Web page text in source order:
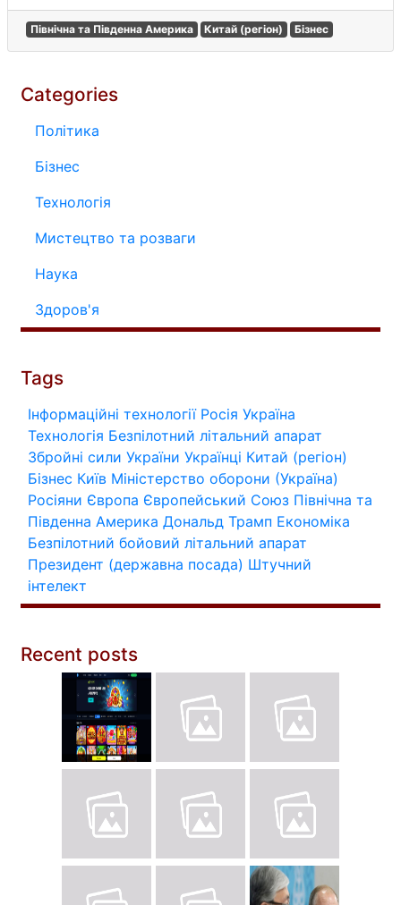
Північна та Південна Америка Китай (регіон) Бізнес
Categories
Політика
Бізнес
Технологія
Мистецтво та розваги
Наука
Здоров'я
Tags
Інформаційні технології Росія Україна
Технологія Безпілотний літальний апарат
Збройні сили України Українці Китай (регіон)
Бізнес Київ Міністерство оборони (Україна)
Росіяни Європа Європейський Союз Північна та
Південна Америка Дональд Трамп Економіка
Безпілотний бойовий літальний апарат
Президент (державна посада) Штучний
інтелект
Recent posts